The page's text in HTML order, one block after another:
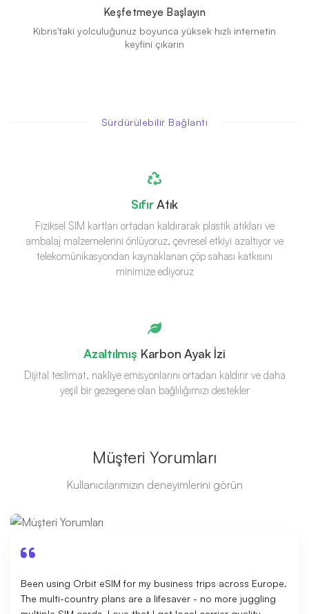
Keşfetmeye Başlayın
Kıbrıs'taki yolculuğunuz boyunca yüksek hızlı internetin
keyfini çıkarın
Sürdürülebilir Bağlantı
SıfırAtık
Fiziksel SIM kartları ortadan kaldırarak plastik atıkları ve
ambalaj malzemelerini önlüyoruz, çevresel etkiyi azaltıyor ve
telekomünikasyondan kaynaklanan çöp sahası katkısını
minimize ediyoruz
Azaltılmış Karbon Ayak İzi
Dijital teslimat, nakliye emisyonlarını ortadan kaldırır ve daha
yeşil bir gezegene olan bağlılığımızı destekler
Müşteri Yorumları
Kullanıcılarımızın deneyimlerini görün
Been using Orbit eSIM for my business trips across Europe.
The multi-country plans are a lifesaver - no more juggling